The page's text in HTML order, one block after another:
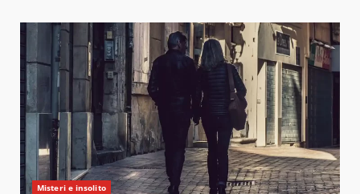
Misteri e insolito